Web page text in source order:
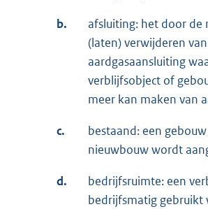
b.
afsluiting: het door de
(laten) verwijderen
aardgasaansluiting
verblijfsobject of
meer kan maken van
c.
bestaand: een
nieuwbouw wordt
d.
bedrijfsruimte: een
bedrijfsmatig gebruikt